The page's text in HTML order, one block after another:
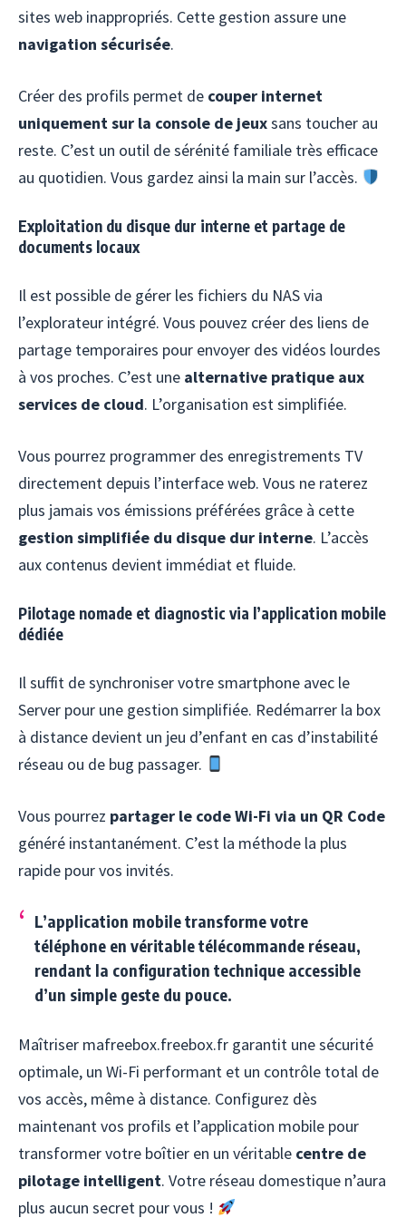
sites web inappropriés. Cette gestion assure une
navigation sécurisée.
Créer des profils permet de couper internet
uniquement sur la console de jeuxsans toucher au
reste. C’est un outil de sérénité familiale très efficace
au quotidien. Vous gardez ainsi la main sur l’accès.
Exploitation du disque dur interne et partage de
documents locaux
Il est possible de gérer les fichiers du NAS via
l’explorateur intégré. Vous pouvez créer des liens de
partage temporaires pour envoyer des vidéos lourdes
à vos proches. C’est une alternative pratique aux
services de cloud. L’organisation est simplifiée.
Vous pourrez programmer des enregistrements TV
directement depuis l’interface web. Vous ne raterez
plus jamais vos émissions préférées grâce à cette
gestion simplifiée du disque dur interne. L’accès
aux contenus devient immédiat et fluide.
Pilotage nomade et diagnostic via l’application mobile
dédiée
Il suffit de synchroniser votre smartphone avec le
Server pour une gestion simplifiée. Redémarrer la box
à distance devient un jeu d’enfant en cas d’instabilité
réseau ou de bug passager.
Vous pourrez partager le code Wi-Fi via un QR Code
généré instantanément. C’est la méthode la plus
rapide pour vos invités.
L’application mobile transforme votre
téléphone en véritabletélécommande réseau,
rendant la configuration technique accessible
d’un simple geste du pouce.
Maîtriser mafreebox.freebox.fr garantit une sécurité
optimale, un Wi-Fi performant et un contrôle total de
vos accès, même à distance. Configurez dès
maintenant vos profils et l’application mobile pour
transformer votre boîtier en un véritable centre de
pilotage intelligent. Votre réseau domestique n’aura
plus aucun secret pour vous !